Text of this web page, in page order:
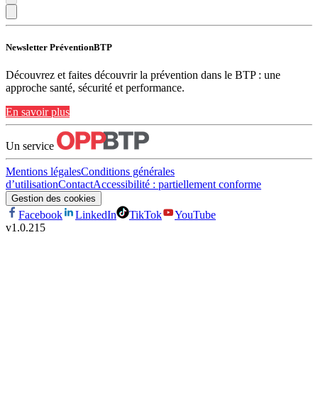
Newsletter PréventionBTP
Découvrez et faites découvrir la prévention dans le BTP : une
approche santé, sécurité et performance.
En savoir plus
Un service
Mentions légalesConditions générales
d’utilisationContactAccessibilité : partiellement conforme
Gestion des cookies
Facebook LinkedIn TikTok
YouTube
v1.0.215